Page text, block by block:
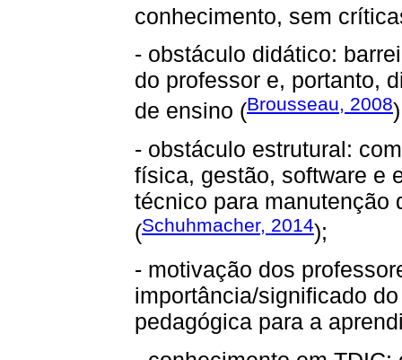
conhecimento, sem
- obstáculo didático:
do professor e, portanto,
de ensino (Brousseau, 2008
- obstáculo estrutural:
física, gestão, software e
técnico para manutenção
(Schuhmacher, 2014);
- motivação dos
importância/significado
pedagógica para a